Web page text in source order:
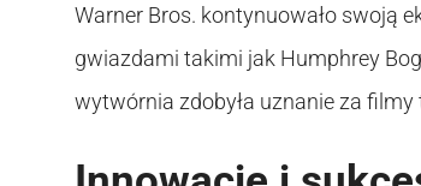
Warner Bros. kontynuowało swoją
gwiazdami takimi jak Humphrey
wytwórnia zdobyła uznanie za filmy